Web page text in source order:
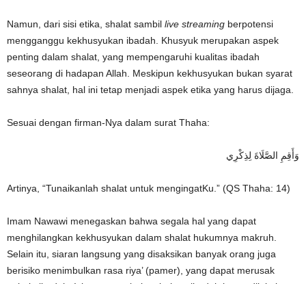
Namun, dari sisi etika, shalat sambil live streaming berpotensi
mengganggu kekhusyukan ibadah. Khusyuk merupakan aspek
penting dalam shalat, yang mempengaruhi kualitas ibadah
seseorang di hadapan Allah. Meskipun kekhusyukan bukan syarat
sahnya shalat, hal ini tetap menjadi aspek etika yang harus dijaga.
Sesuai dengan firman-Nya dalam surat Thaha:
وَأَقِمِ الصَّلَاةَ لِذِكْرِي
Artinya, “Tunaikanlah shalat untuk mengingatKu.” (QS Thaha: 14)
Imam Nawawi menegaskan bahwa segala hal yang dapat
menghilangkan kekhusyukan dalam shalat hukumnya makruh.
Selain itu, siaran langsung yang disaksikan banyak orang juga
berisiko menimbulkan rasa riya’ (pamer), yang dapat merusak